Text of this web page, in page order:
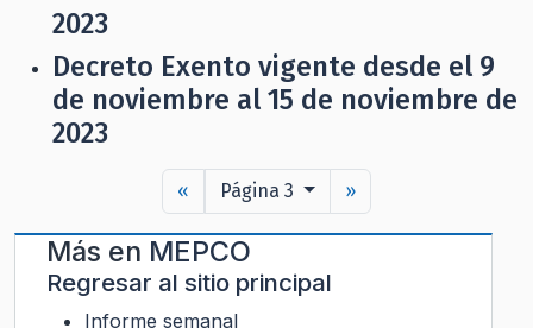
2023
Decreto Exento vigente desde el 9
de noviembre al 15 de noviembre de
2023
« Página 3 »
Más en MEPCO
Regresar al sitio principal
Informe semanal